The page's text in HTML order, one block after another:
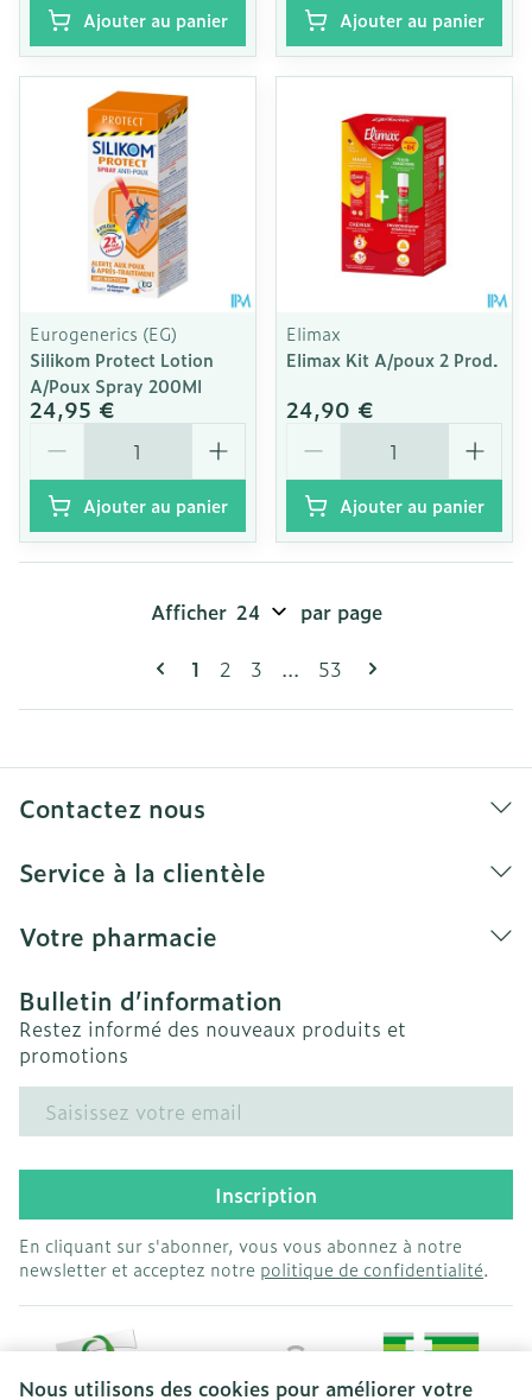
Nous utilisons des cookies pour améliorer votre
Ajouter au panier Ajouter au panier
Eurogenerics (EG)
Silikom Protect Lotion
A/Poux Spray 200Ml
24,95 €
Ajouter au panier
Elimax
Elimax Kit A/poux 2 Prod.
24,90 €
Ajouter au panier
Vous lisez actuellement la page
1 Page
2 Page
3 ... Page
53
Afficher par page
Contactez nous
Service à la clientèle
Votre pharmacie
Bulletin d’information
Restez informé des nouveaux produits et
promotions
Adresse mail
Inscription
En cliquant sur s'abonner, vous vous abonnez à notre
newsletter et acceptez notre politique de confidentialité.